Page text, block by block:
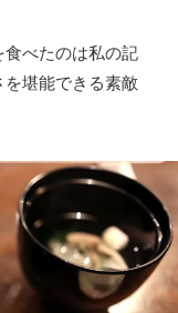
食べたのは私の記
堪能できる素敵